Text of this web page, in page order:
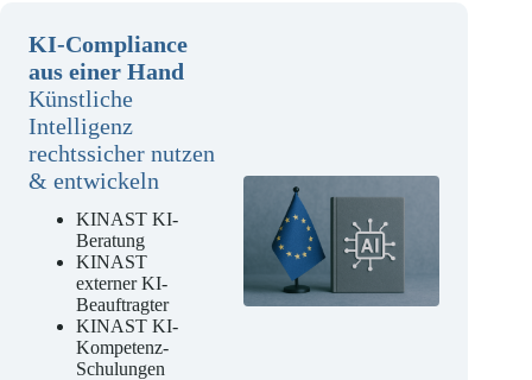
KI-Compliance
aus einer Hand
Künstliche
Intelligenz
rechtssicher nutzen
& entwickeln
KINAST KI-
Beratung
KINAST
externer KI-
Beauftragter
KINAST KI-
Kompetenz-
Schulungen